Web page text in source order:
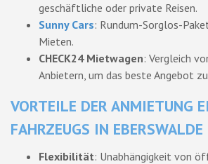
geschäftliche oder private Reisen.
Sunny Cars: Rundum-Sorglos-
Mieten.
CHECK24 Mietwagen: Vergleich
Anbietern, um das beste Angebot
VORTEILE DER ANMIETUNG
FAHRZEUGS IN EBERSWALDE
Flexibilität: Unabhängigkeit von